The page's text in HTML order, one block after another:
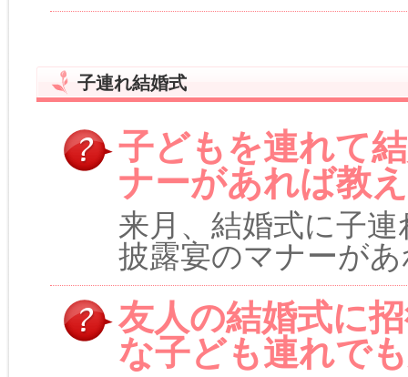
子連れ結婚式
子どもを連れて
ナーがあれば教
来月、結婚式に子
披露宴のマナーが
友人の結婚式に
な子ども連れで